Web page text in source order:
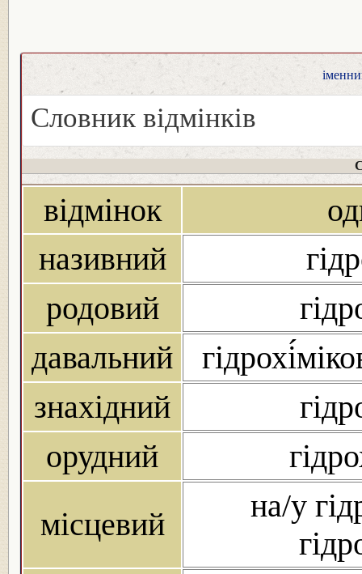
Словник відмінків
відмінок
називний
родовий
давальний
знахідний
орудний
місцевий
на/у